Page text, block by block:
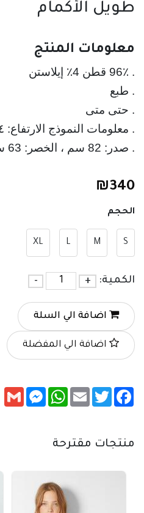
طويل الأكمام
معلومات المنتج
. صدر: 82 سم ، الخصر: 63 سم ، الوركين: 89 سم
₪340
الحجم
S
M
L
XL
الكمية: +
-
اضافة الي السلة
اضافة الي المفضلة
Facebook
Twitter
Email
WhatsApp
Messenger
Gmail
منتجات مقترحة